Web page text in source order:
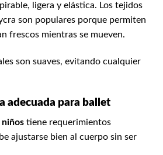
ligera y elástica. Los tejidos
son populares porque permiten
frescos mientras se mueven.
son suaves, evitando cualquier
adecuada para ballet
niños tiene requerimientos
ajustarse bien al cuerpo sin ser